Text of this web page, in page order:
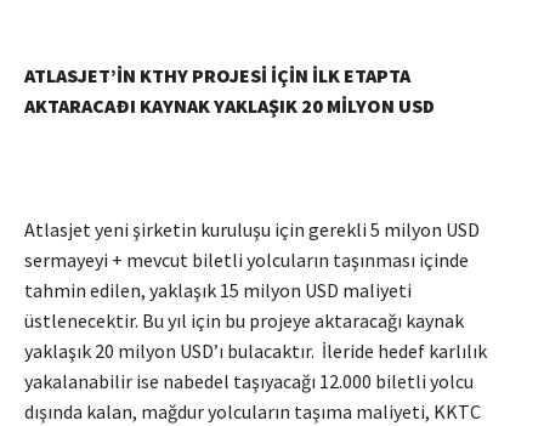
ATLASJET’İN KTHY PROJESİ İÇİN İLK ETAPTA
AKTARACAÐI KAYNAK YAKLAŞIK 20 MİLYON USD
Atlasjet yeni şirketin kuruluşu için gerekli 5 milyon USD
sermayeyi + mevcut biletli yolcuların taşınması içinde
tahmin edilen, yaklaşık 15 milyon USD maliyeti
üstlenecektir. Bu yıl için bu projeye aktaracağı kaynak
yaklaşık 20 milyon USD’ı bulacaktır. İleride hedef karlılık
yakalanabilir ise nabedel taşıyacağı 12.000 biletli yolcu
dışında kalan, mağdur yolcuların taşıma maliyeti, KKTC